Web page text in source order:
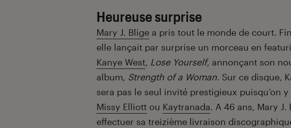
Heureuse surprise
Mary J. Blige a pris tout le monde de court.
elle lançait par surprise un morceau en
Kanye West, Lose Yourself, annonçant son
album, Strength of a Woman. Sur ce disque,
sera pas le seul invité prestigieux puisqu’on
Missy Elliott ou Kaytranada. A 46 ans, Mary J.
effectuer sa treizième livraison